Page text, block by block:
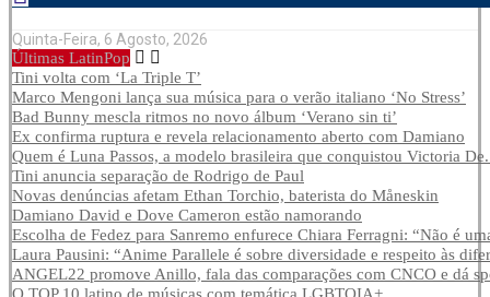
Quinta-Feira, 6 Agosto, 2026
Últimas LatinPop
Tini volta com ‘La Triple T’
Marco Mengoni lança sua música para o verão italiano ‘No Stress’
Bad Bunny mescla ritmos no novo álbum ‘Verano sin ti’
Ex confirma ruptura e revela relacionamento aberto com Damiano
Quem é Luna Passos, a modelo brasileira que conquistou Victoria
Tini anuncia separação de Rodrigo de Paul
Novas denúncias afetam Ethan Torchio, baterista do Måneskin
Damiano David e Dove Cameron estão namorando
Escolha de Fedez para Sanremo enfurece Chiara Ferragni: “Não é
Laura Pausini: “Anime Parallele é sobre diversidade e respeito às
ANGEL22 promove Anillo, fala das comparações com CNCO e dá